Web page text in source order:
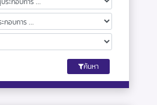
ค้นหา